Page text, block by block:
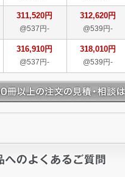
311,520円
@537円-
312,620円
@539円-
316,910円
@537円-
318,010円
@539円-